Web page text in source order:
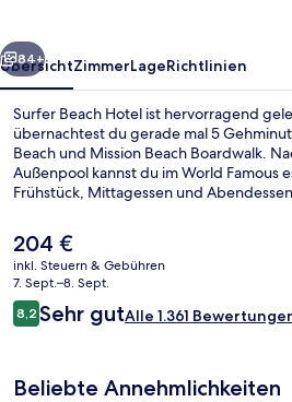
Weiter
84+
ÜbersichtZimmerLageRichtlinien
Surfer Beach Hotel ist hervorragend
übernachtest du gerade mal 5
Beach und Mission Beach Boardwalk.
Außenpool kannst du im World Famous
Frühstück, Mittagessen und
hilfsbereite Personal und die Lage in
Der
aktuelle
Preis
beträgt
204 €.
204 €
inkl. Steuern & Gebühren
7. Sept.–8. Sept.
Bewertungen
8,28,2 von 10.
Sehr gutAlle 1.361
Beliebte Annehmlichkeiten